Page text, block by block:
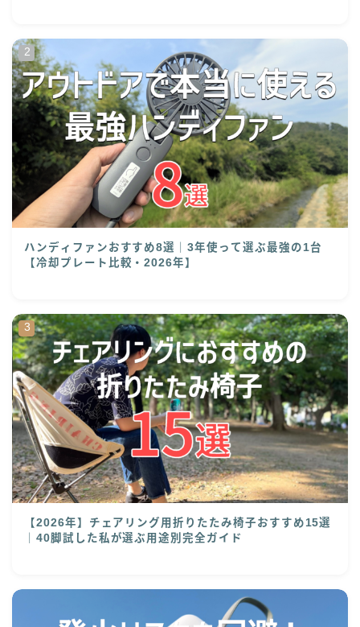
ハンディファンおすすめ8選｜3年使って選ぶ最強の1台
【冷却プレート比較・2026年】
【2026年】チェアリング用折りたたみ椅子おすすめ15選
｜40脚試した私が選ぶ用途別完全ガイド